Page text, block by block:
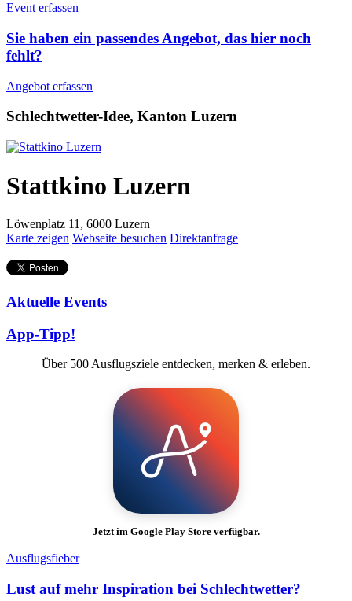
Event erfassen
Sie haben ein passendes Angebot, das hier noch
fehlt?
Angebot erfassen
Schlechtwetter-Idee, Kanton Luzern
Stattkino Luzern
Löwenplatz 11, 6000 Luzern
Karte zeigen Webseite besuchen Direktanfrage
Aktuelle Events
App-Tipp!
Über 500 Ausflugsziele entdecken, merken & erleben.
Jetzt im Google Play Store verfügbar.
Ausflugsfieber
Lust auf mehr Inspiration bei Schlechtwetter?